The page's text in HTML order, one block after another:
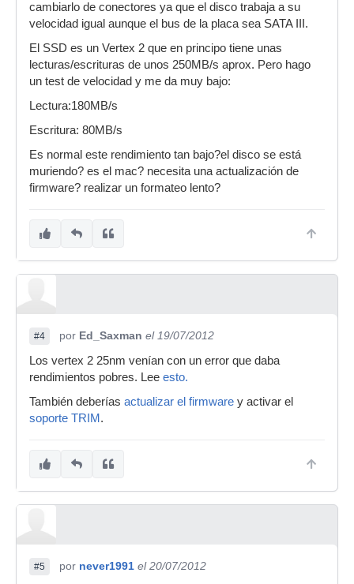
cambiarlo de conectores ya que el disco trabaja a su
velocidad igual aunque el bus de la placa sea SATA III.
El SSD es un Vertex 2 que en principo tiene unas
lecturas/escrituras de unos 250MB/s aprox. Pero hago
un test de velocidad y me da muy bajo:
Lectura:180MB/s
Escritura: 80MB/s
Es normal este rendimiento tan bajo?el disco se está
muriendo? es el mac? necesita una actualización de
firmware? realizar un formateo lento?
#4 por Ed_Saxman el 19/07/2012
Los vertex 2 25nm venían con un error que daba
rendimientos pobres. Lee esto.
También deberías actualizar el firmware y activar el
soporte TRIM .
#5 por never1991 el 20/07/2012